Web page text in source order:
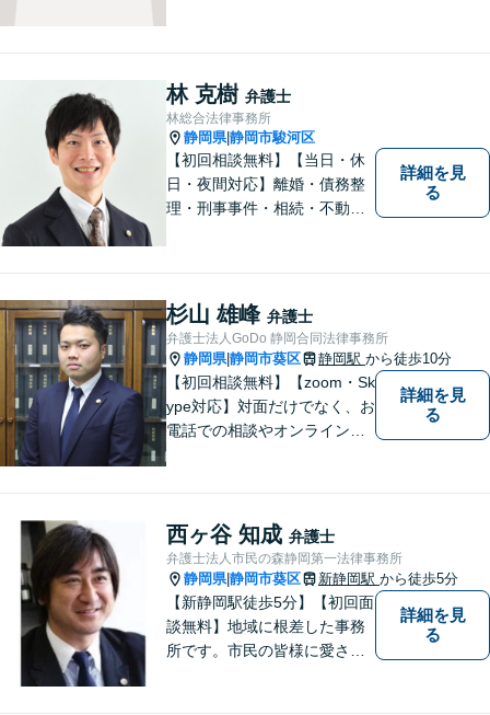
ご相談ください。あなたのお
悩みを全力でサポートさせて
頂きます。
林 克樹 弁護士
林総合法律事務所
静岡県|静岡市駿河区
【初回相談無料】【当日・休
日・夜間対応】離婚・債務整
理・刑事事件・相続・不動産
向き合うことを心がけていま
す。法人・個人事業主の事業
再建・債務整理の問題解決に
自信があります。
詳細を見
る
杉山 雄峰 弁護士
弁護士法人GoDo 静岡合同法律事務所
静岡県|静岡市葵区 静岡駅 から徒歩10分
【初回相談無料】【zoom・Sk
ype対応】対面だけでなく、お
電話での相談やオンライン相
だける最善の解決を目指しま
す。【ウェブ予約システムで
迅速な対応】
詳細を見
る
西ヶ谷 知成 弁護士
弁護士法人市民の森静岡第一法律事務所
静岡県|静岡市葵区 新静岡駅 から徒歩5分
【新静岡駅徒歩5分】【初回面
談無料】地域に根差した事務
所です。市民の皆様に愛され
詳細を見
る